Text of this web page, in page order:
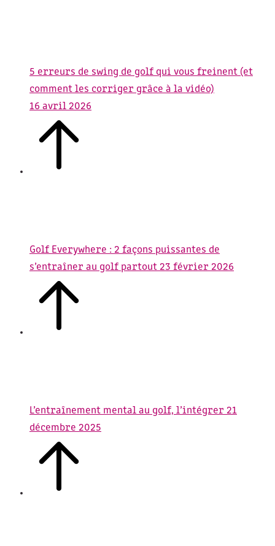
5 erreurs de swing de golf qui vous freinent (et
comment les corriger grâce à la vidéo)
16 avril 2026
Golf Everywhere : 2 façons puissantes de
s’entraîner au golf partout 23 février 2026
L’entraînement mental au golf, l’intégrer 21
décembre 2025